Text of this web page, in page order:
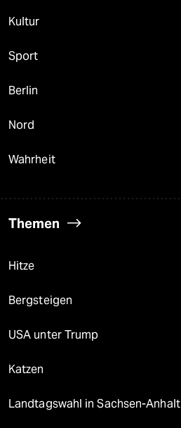
Kultur
Sport
Berlin
Nord
Wahrheit
Themen
Hitze
Bergsteigen
USA unter Trump
Katzen
Landtagswahl in Sachsen-Anhalt